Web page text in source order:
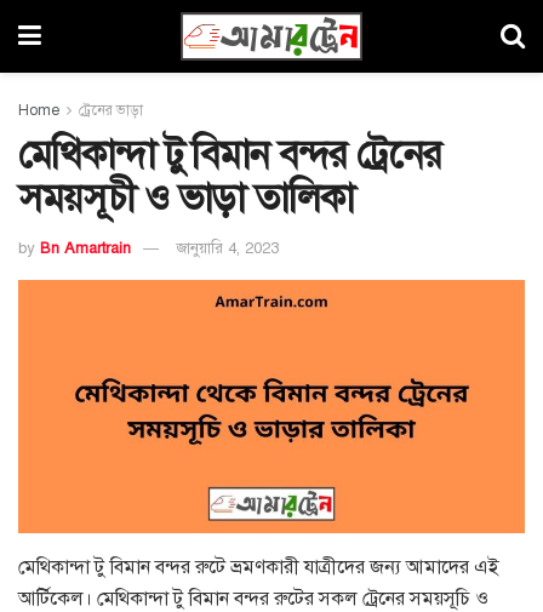
Home ট্রেনের ভাড়া
মেথিকান্দা টু বিমান বন্দর ট্রেনের
সময়সূচী ও ভাড়া তালিকা
by Bn Amartrain জানুয়ারি 4, 2023
মেথিকান্দা টু বিমান বন্দর রুটে ভ্রমণকারী যাত্রীদের জন্য আমাদের এই
আর্টিকেল। মেথিকান্দা টু বিমান বন্দর রুটের সকল ট্রেনের সময়সূচি ও